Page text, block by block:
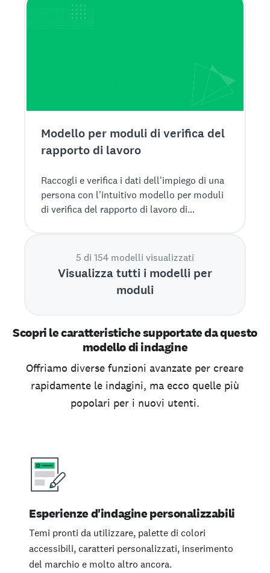
Modello per moduli di verifica del
rapporto di lavoro
Raccogli e verifica i dati dell'impiego di una
persona con l'intuitivo modello per moduli
di verifica del rapporto di lavoro di
5 di 154 modelli visualizzati
Visualizza tutti i modelli per
moduli
Scopri le caratteristiche supportate da questo
modello di indagine
Offriamo diverse funzioni avanzate per creare
rapidamente le indagini, ma ecco quelle più
popolari per i nuovi utenti.
Esperienze d'indagine personalizzabili
Temi pronti da utilizzare, palette di colori
accessibili, caratteri personalizzati, inserimento
del marchio e molto altro ancora.